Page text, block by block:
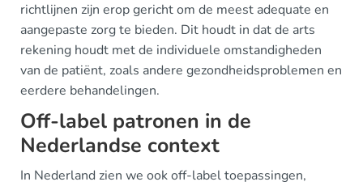
richtlijnen zijn erop gericht om de meest adequate en
aangepaste zorg te bieden. Dit houdt in dat de arts
rekening houdt met de individuele omstandigheden
van de patiënt, zoals andere gezondheidsproblemen en
eerdere behandelingen.
Off-label patronen in de
Nederlandse context
In Nederland zien we ook off-label toepassingen,